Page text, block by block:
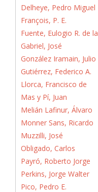
Delheye, Pedro Miguel
François, P. E.
Fuente, Eulogio R. de la
Gabriel, José
González Iramain, Julio
Gutiérrez, Federico A.
Llorca, Francisco de
Mas y Pí, Juan
Melián Lafinur, Álvaro
Monner Sans, Ricardo
Muzzilli, José
Obligado, Carlos
Payró, Roberto Jorge
Perkins, Jorge Walter
Pico, Pedro E.